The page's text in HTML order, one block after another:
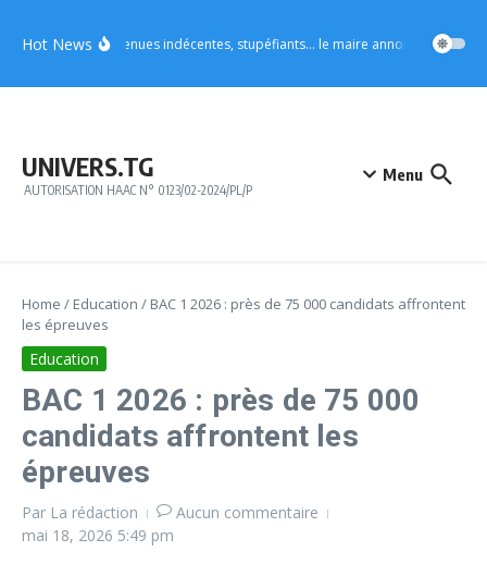
Hot NewsVo4 : tenues indécentes, stupéfiants… le maire annonce des
UNIVERS.TG
AUTORISATION HAAC N° 0123/02-2024/PL/P
Menu
Home / Education / BAC 1 2026 : près de 75 000 candidats affrontent
les épreuves
Education
BAC 1 2026 : près de 75 000
candidats affrontent les
épreuves
Par La rédaction
Aucun commentaire
mai 18, 2026 5:49 pm